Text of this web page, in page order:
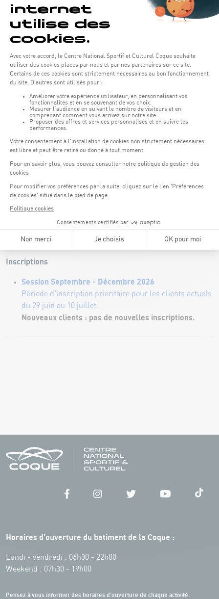
Inscriptions
Session Septembre - Décembre 2026
Période d'inscription prioritaire pour les clients actuels
du 29 juin au 10 juillet.
Nouveaux clients :places disponibles - un test devra
être réalisé auprès d'un maître nageur du 06 au 15
du lundi au vendredi par téléphone(+352) 43 60 60 110
partir du30 juin 14h00.
Cours Adultes
De l'initiation de la natation à la maîtrise des 3 différents
styles de nage (brasse, crawl, dos) en grande profondeur
160 € - 10 sessions
HORAIRES ET OBJECTIFS DES COURS
Inscriptions
Session Septembre - Décembre 2026
Période d'inscription prioritaire pour les clients actuels
du 29 juin au 10 juillet.
Nouveaux clients : pas de nouvelles inscriptions.
Horaires d'ouverture du batiment de la Coque :
Lundi - vendredi : 06h30 - 22h00
Weekend : 07h30 - 19h00
Pensez à vous informer des horaires d'ouverture de chaque activité.